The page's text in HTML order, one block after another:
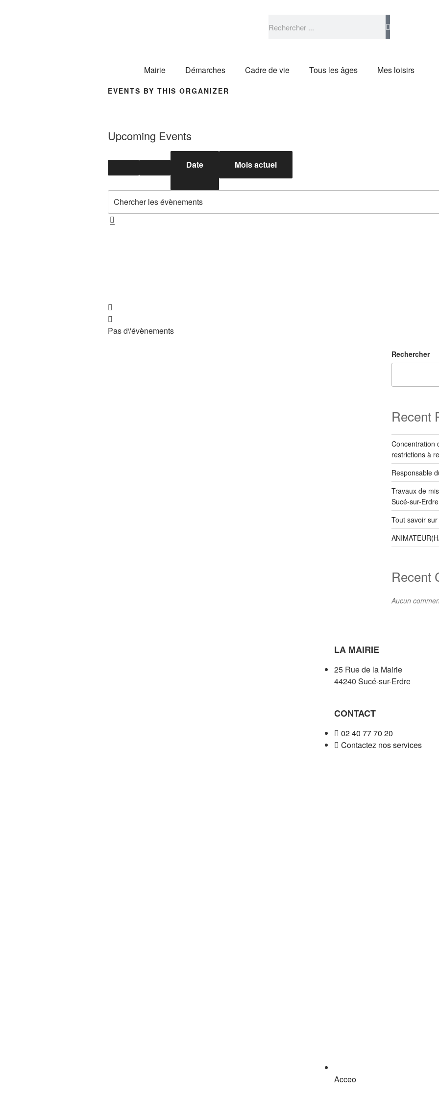
Mairie Démarches Cadre de vie Tous les âges Mes loisirs
EVENTS BY THIS ORGANIZER
Upcoming Events
Date Mois actuel
Pas d\'évènements
Rechercher
Recent
Concentration
restrictions à
Responsable
Travaux de
Sucé-sur-Erdre
Tout savoir
Recent
Aucun
LA MAIRIE
25 Rue de la Mairie
44240 Sucé-sur-Erdre
CONTACT
02 40 77 70 20
Contactez nos services
Acceo